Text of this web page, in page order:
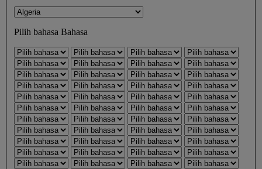
Pilih bahasa Bahasa